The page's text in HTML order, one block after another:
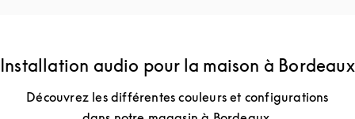
Installation audio pour la maison à Bordeaux
Découvrez les différentes couleurs et configurations